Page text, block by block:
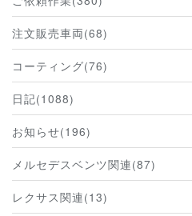
注文販売車両(68)
コーティング(76)
日記(1088)
お知らせ(196)
メルセデスベンツ関連(87)
レクサス関連(13)